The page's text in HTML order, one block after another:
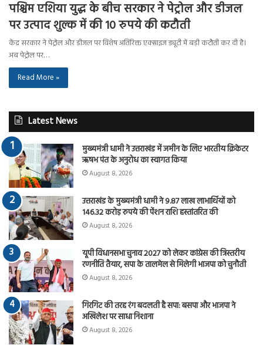
पश्चिम एशिया युद्ध के बीच सरकार ने पेट्रोल और डीजल
पर उत्पाद शुल्क में की 10 रुपये की कटौती
केंद्र सरकार ने पेट्रोल और डीजल पर विशेष अतिरिक्त एक्साइज ड्यूटी में बड़ी कटौती कर दी है।
अब पेट्रोल पर…
Read More »
Latest News
मुख्यमंत्री धामी ने उत्तराखंड में जमीन के लिए भारतीय क्रिकेटर
ऋषभ पंत के अनुरोध का स्वागत किया
August 8, 2026
उत्तराखंड के मुख्यमंत्री धामी ने 9.87 लाख लाभार्थियों को
146.32 करोड़ रुपये की पेंशन राशि हस्तांतरित की
August 8, 2026
यूपी विधानसभा चुनाव 2027 को लेकर कांग्रेस की त्रिस्तरीय
रणनीति तैयार, सपा के तालमेल से मिलेगी भाजपा को चुनौती
August 8, 2026
गिरगिट की तरह रंग बदलती है सपा: बसपा और भाजपा ने
अखिलेश पर साधा निशाना
August 8, 2026